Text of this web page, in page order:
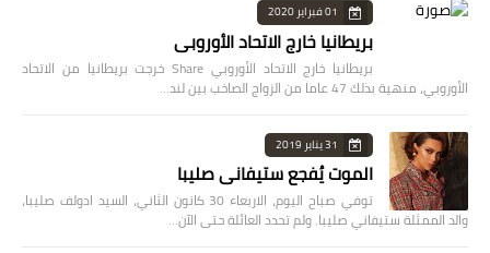
01 فبراير 2020
بريطانيا خارج الاتحاد الأوروبي
بريطانيا خارج الاتحاد الأوروبي Share خرجت بريطانيا من الاتحاد
الأوروبي، منهية بذلك 47 عاما من الزواج الصاخب بين لند…
31 يناير 2019
الموت يُفجع ستيفاني صليبا
توفي صباح اليوم، الاربعاء 30 كانون الثاني، السيد ادولف صليبا،
والد الممثلة ستيفاني صليبا. ولم تحدد العائلة حتى الآن…